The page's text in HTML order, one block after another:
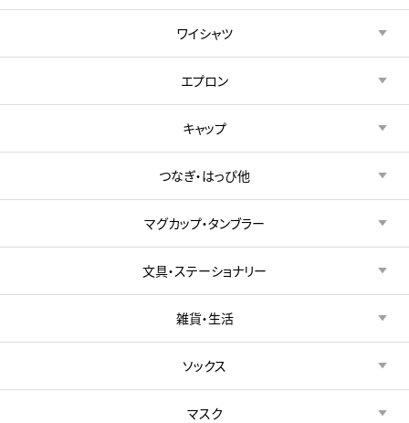
ワイシャツ
エプロン
キャップ
つなぎ・はっぴ他
マグカップ・タンブラー
文具・ステーショナリー
雑貨・生活
ソックス
マスク